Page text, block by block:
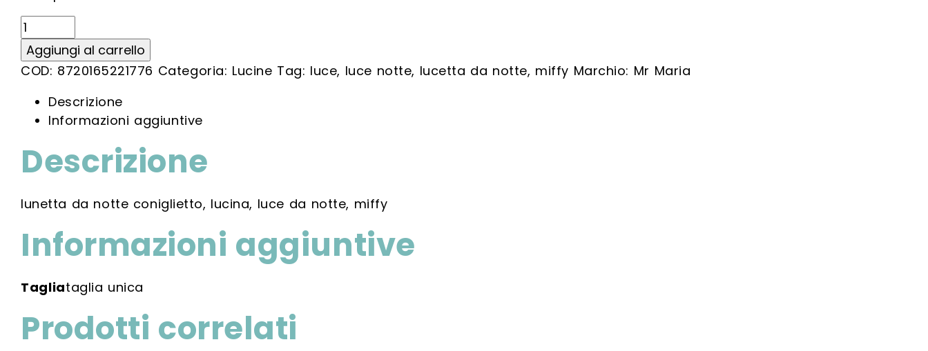
Miffy
First
Light
quantità
Aggiungi al carrello
COD: 8720165221776 Categoria: Lucine Tag: luce, luce notte, lucetta da notte, miffy Marchio: Mr Maria
Descrizione
Informazioni aggiuntive
Descrizione
lunetta da notte coniglietto, lucina, luce da notte, miffy
Informazioni aggiuntive
Tagliataglia unica
Prodotti correlati